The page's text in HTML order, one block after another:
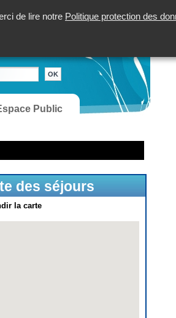
de lire notre Politique protection des
Public
des séjours
la carte